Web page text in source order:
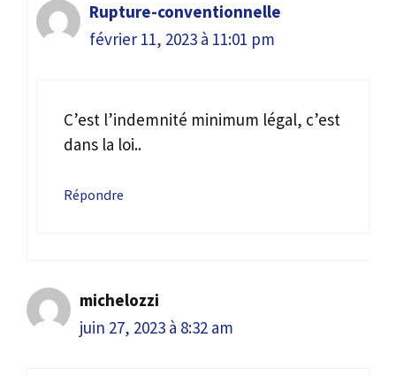
Rupture-conventionnelle
février 11, 2023 à 11:01 pm
C’est l’indemnité minimum légal, c’est
dans la loi..
Répondre
michelozzi
juin 27, 2023 à 8:32 am